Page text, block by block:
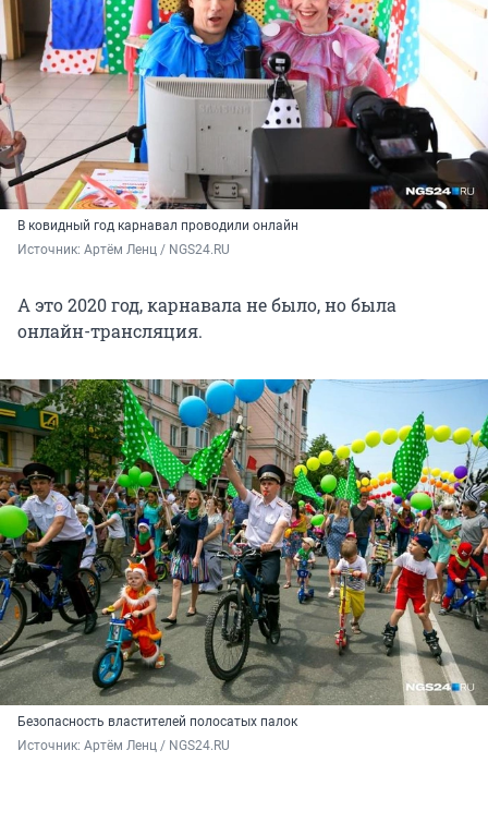
В ковидный год карнавал проводили онлайн
Источник: Артём Ленц / NGS24.RU
А это 2020 год, карнавала не было, но была
онлайн-трансляция.
Безопасность властителей полосатых палок
Источник: Артём Ленц / NGS24.RU